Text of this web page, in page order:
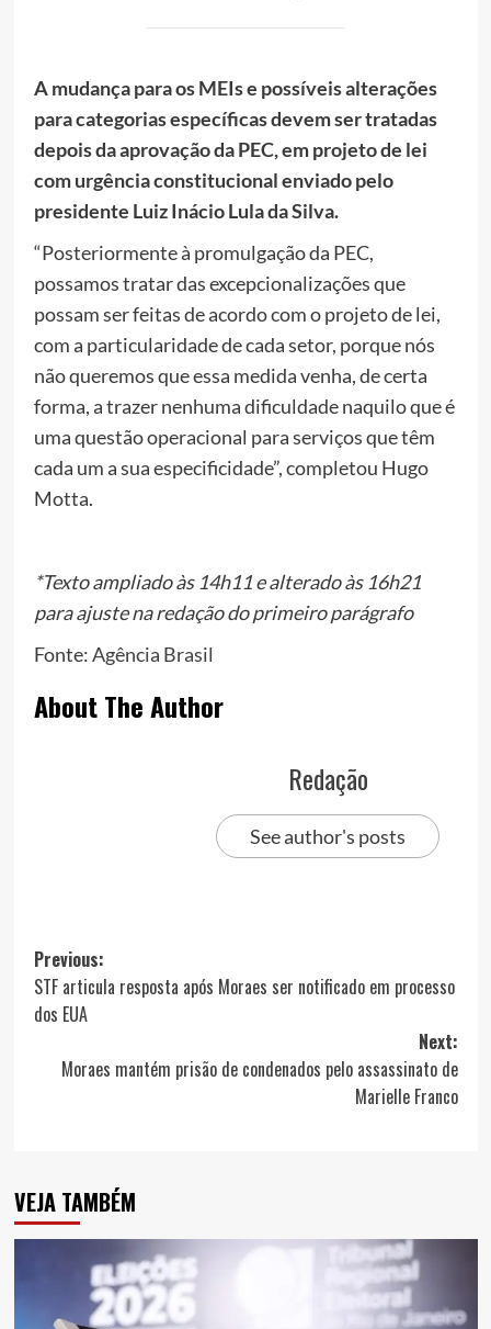
A mudança para os MEIs e possíveis alterações
para categorias específicas devem ser tratadas
depois da aprovação da PEC, em projeto de lei
com urgência constitucional enviado pelo
presidente Luiz Inácio Lula da Silva.
“Posteriormente à promulgação da PEC,
possamos tratar das excepcionalizações que
possam ser feitas de acordo com o projeto de lei,
com a particularidade de cada setor, porque nós
não queremos que essa medida venha, de certa
forma, a trazer nenhuma dificuldade naquilo que é
uma questão operacional para serviços que têm
cada um a sua especificidade”, completou Hugo
Motta.
*Texto ampliado às 14h11 e alterado às 16h21
para ajuste na redação do primeiro parágrafo
Fonte:Agência Brasil
About The Author
Redação
See author's posts
Post
navigation
Previous:
STF articula resposta após Moraes ser notificado em processo
dos EUA
Next:
Moraes mantém prisão de condenados pelo assassinato de
Marielle Franco
VEJA TAMBÉM